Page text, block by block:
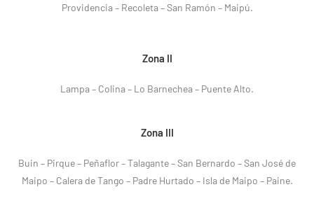
Providencia – Recoleta – San Ramón – Maipú.
Zona II
Lampa – Colina – Lo Barnechea – Puente Alto.
Zona III
Buin – Pirque – Peñaflor – Talagante – San Bernardo – San José de
Maipo – Calera de Tango – Padre Hurtado – Isla de Maipo – Paine.